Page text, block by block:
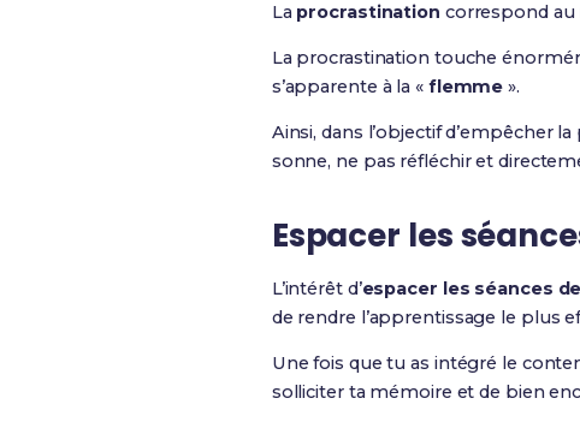
La procrastination correspond au
La procrastination touche
s’apparente à la « flemme ».
Ainsi, dans l’objectif d’empêcher
sonne, ne pas réfléchir et
Espacer les
L’intérêt d’espacer les séances
de rendre l’apprentissage le plus
Une fois que tu as intégré le
solliciter ta mémoire et de bien